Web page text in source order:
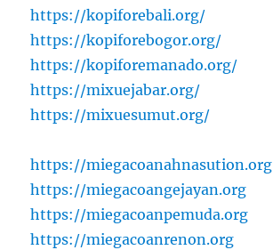
https://kopiforebali.org/
https://kopiforebogor.org/
https://kopiforemanado.org/
https://mixuejabar.org/
https://mixuesumut.org/
https://miegacoanahnasution.org
https://miegacoangejayan.org
https://miegacoanpemuda.org
https://miegacoanrenon.org